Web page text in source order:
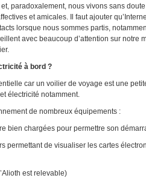
paradoxalement, nous vivons sans
et amicales. Il faut ajouter
lorsque nous sommes partis,
avec beaucoup d’attention sur notre
à bord ?
car un voilier de voyage est une
électricité notamment.
de nombreux équipements :
chargées pour permettre son
de visualiser les cartes
est relevable)